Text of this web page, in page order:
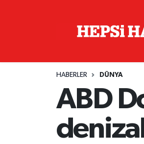
HABERLER DÜNYA
ABD
Biyografi
İstanbul Nöbetçi Eczaneler
İstanbul Hava Durumu
İzmir Namaz Vakitleri
Süper Lig Puan Durumu ve